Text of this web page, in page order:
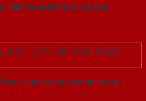
MDF Veneer P1G1 Sồi-SGD
1 canh o kinh thanh thoat